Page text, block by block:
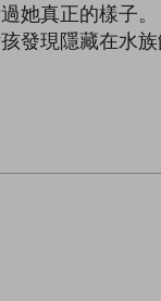
過她真正的樣
發現隱藏在